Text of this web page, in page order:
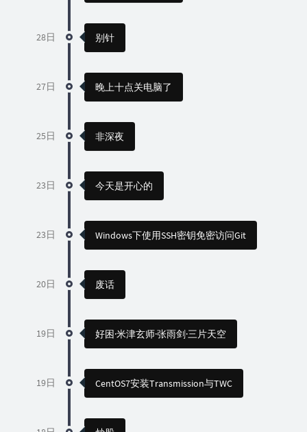
28日 别针
27日 晚上十点关电脑了
25日 非深夜
23日 今天是开心的
23日 Windows下使用SSH密钥免密访问Git
20日 废话
19日 好困·米津玄师·张雨剑·三片天空
19日 CentOS7安装Transmission与TWC